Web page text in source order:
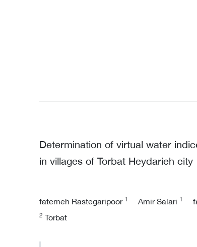
Determination of virtual water
in villages of Torbat Heydarieh city
fatemeh Rastegaripoor1 Amir Salari 1
2 Torbat